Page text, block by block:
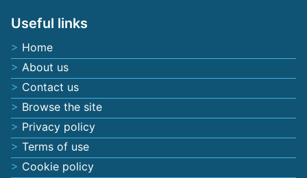
Useful links
Home
About us
Contact us
Browse the site
Privacy policy
Terms of use
Cookie policy